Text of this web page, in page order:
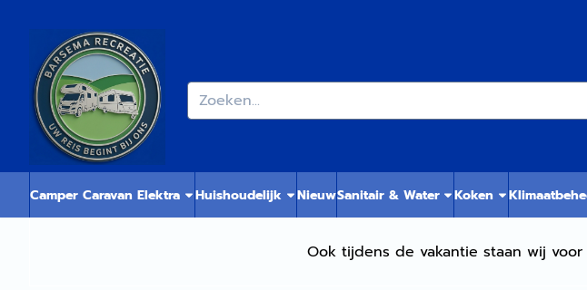
Zoeken
Camper Caravan Elektra Huishoudelijk NieuwSanitair & Water Koken
Ook tijdens de vakantie staan wij